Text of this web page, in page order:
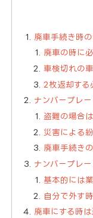
廃車手続き時
廃車の時に
車検切れの
2枚返却する
ナンバープレ
盗難の場合
災害による
廃車手続き
ナンバープレ
基本的には
自分で外す
廃車にする時